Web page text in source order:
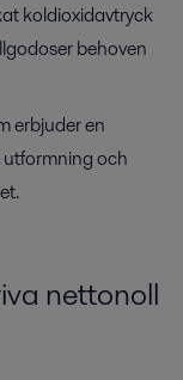
koldioxidavtryck
behoven
erbjuder en
och
nettonoll